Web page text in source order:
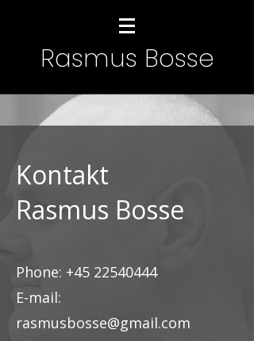
Rasmus Bosse
Kontakt
Rasmus Bosse
Phone: +45 22540444
E-mail:
rasmusbosse@gmail.com